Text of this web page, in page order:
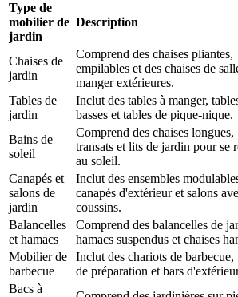
Type de
mobilier de
jardin
Description
Chaises de
jardin
Comprend des chaises pliantes,
empilables et des chaises de
manger extérieures.
Tables de
jardin
Inclut des tables à manger,
basses et tables de pique-nique.
Bains de
soleil
Comprend des chaises longues,
transats et lits de jardin pour se
au soleil.
Canapés et
salons de
jardin
Inclut des ensembles
canapés d'extérieur et salons
coussins.
Balancelles
et hamacs
Comprend des balancelles de
hamacs suspendus et chaises
Mobilier de
barbecue
Inclut des chariots de barbecue,
de préparation et bars
Bacs à